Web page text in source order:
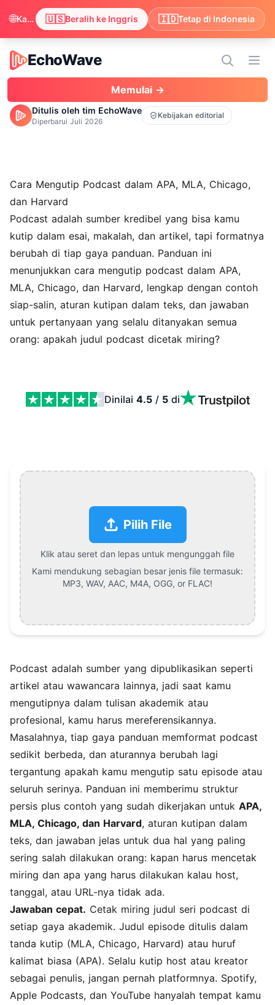
EchoWave
EchoWave
Memulai →
Ditulis oleh tim EchoWave
Diperbarui Juli 2026
Kebijakan editorial
Cara Mengutip Podcast dalam APA, MLA, Chicago,
dan Harvard
Podcast adalah sumber kredibel yang bisa kamu
kutip dalam esai, makalah, dan artikel, tapi formatnya
berubah di tiap gaya panduan. Panduan ini
menunjukkan cara mengutip podcast dalam APA,
MLA, Chicago, dan Harvard, lengkap dengan contoh
siap-salin, aturan kutipan dalam teks, dan jawaban
untuk pertanyaan yang selalu ditanyakan semua
orang: apakah judul podcast dicetak miring?
Dinilai 4.5 / 5 di
Pilih File
Klik atau seret dan lepas untuk mengunggah file
Kami mendukung sebagian besar jenis file termasuk:
MP3, WAV, AAC, M4A, OGG, or FLAC!
Podcast adalah sumber yang dipublikasikan seperti
artikel atau wawancara lainnya, jadi saat kamu
mengutipnya dalam tulisan akademik atau
profesional, kamu harus mereferensikannya.
Masalahnya, tiap gaya panduan memformat podcast
sedikit berbeda, dan aturannya berubah lagi
tergantung apakah kamu mengutip satu episode atau
seluruh serinya. Panduan ini memberimu struktur
persis plus contoh yang sudah dikerjakan untuk APA,
MLA, Chicago, dan Harvard, aturan kutipan dalam
teks, dan jawaban jelas untuk dua hal yang paling
sering salah dilakukan orang: kapan harus mencetak
miring dan apa yang harus dilakukan kalau host,
tanggal, atau URL-nya tidak ada.
Jawaban cepat. Cetak miring judul seri podcast di
setiap gaya akademik. Judul episode ditulis dalam
tanda kutip (MLA, Chicago, Harvard) atau huruf
kalimat biasa (APA). Selalu kutip host atau kreator
sebagai penulis, jangan pernah platformnya. Spotify,
Apple Podcasts, dan YouTube hanyalah tempat kamu
🌐 Kami melihat browser kamu lebih suka Inggris. Ingin beralih agar kontennya tampil dalam Inggris? 🇺🇸Beralih ke Inggris 🇮🇩Tetap di Indonesia